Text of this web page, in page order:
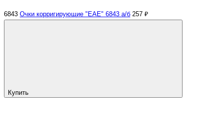
6843 Очки корригирующие "EAE" 6843 а/б 257 ₽
Купить